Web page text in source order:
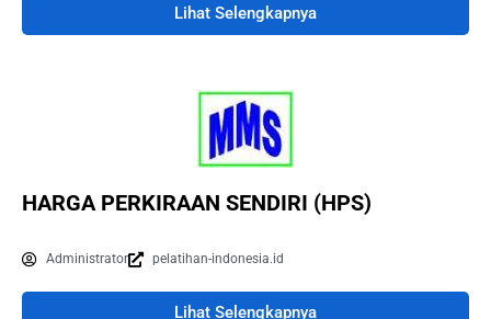
Lihat Selengkapnya
HARGA PERKIRAAN SENDIRI (HPS)
Administrator pelatihan-indonesia.id
Lihat Selengkapnya